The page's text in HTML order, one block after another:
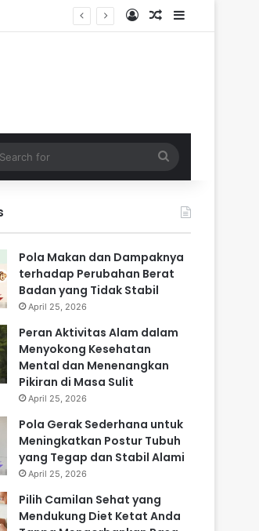
Log InRandom Article
Sidebar
for
Pola Makan dan Dampaknya
terhadap Perubahan Berat
Badan yang Tidak Stabil
April 25, 2026
Peran Aktivitas Alam dalam
Menyokong Kesehatan
Mental dan Menenangkan
Pikiran di Masa Sulit
April 25, 2026
Pola Gerak Sederhana untuk
Meningkatkan Postur Tubuh
yang Tegap dan Stabil Alami
April 25, 2026
Pilih Camilan Sehat yang
Mendukung Diet Ketat Anda